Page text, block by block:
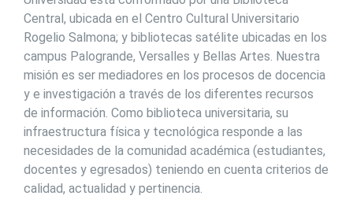
Central, ubicada en el Centro Cultural Universitario
Rogelio Salmona; y bibliotecas satélite ubicadas en los
campus Palogrande, Versalles y Bellas Artes. Nuestra
misión es ser mediadores en los procesos de docencia
y e investigación a través de los diferentes recursos
de información. Como biblioteca universitaria, su
infraestructura física y tecnológica responde a las
necesidades de la comunidad académica (estudiantes,
docentes y egresados) teniendo en cuenta criterios de
calidad, actualidad y pertinencia.